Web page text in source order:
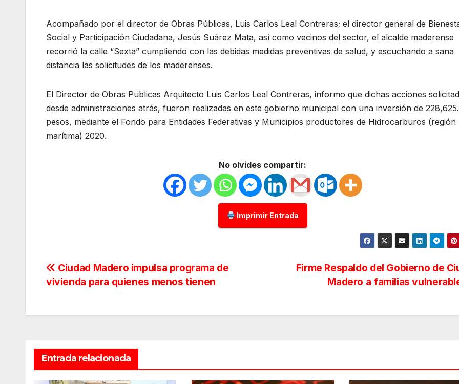
Acompañado por el director de Obras Públicas, Luis Carlos Leal Contreras; el director general de
Social y Participación Ciudadana, Jesús Suárez Mata, así como vecinos del sector, el alcalde maderense
recorrió la calle “Sexta” cumpliendo con las debidas medidas preventivas de salud, y escuchando a sana
distancia las solicitudes de los maderenses.
El Director de Obras Publicas Arquitecto Luis Carlos Leal Contreras, informo que dichas acciones
desde administraciones atrás, fueron realizadas en este gobierno municipal con una inversión de
pesos, mediante el Fondo para Entidades Federativas y Municipios productores de Hidrocarburos (región
marítima) 2020.
No olvides compartir:
Imprimir Entrada
Navegación
entradas
Firme Respaldo del Gobierno de
Madero a familias
Ciudad Madero impulsa programa de
vivienda para quienes menos tienen
Entrada relacionada